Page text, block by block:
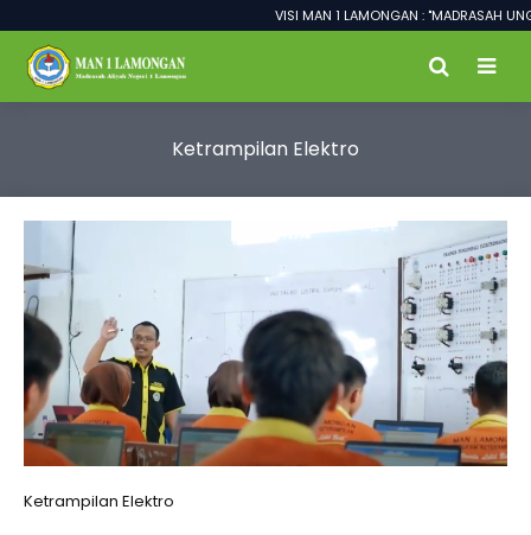
VISI MAN 1 LAMONGAN : "MADRASAH
Ketrampilan Elektro
Ketrampilan Elektro